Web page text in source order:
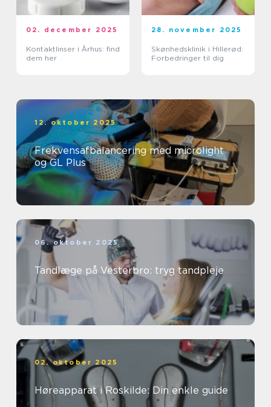
02. december 2025
Kontaktlinser i Århus: find
dem her
28. november 2025
Skønhedsklinik i Hillerød:
Forbedringer til dig
12. oktober 2025
Frekvensafbalancering med microlight
og GL Plus
06. oktober 2025
Tandlæge på Vesterbro: tryg tandpleje
02. oktober 2025
Høreapparat i Roskilde: Din enkle guide